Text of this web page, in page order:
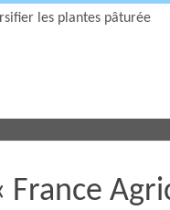
les plantes pâturée
France